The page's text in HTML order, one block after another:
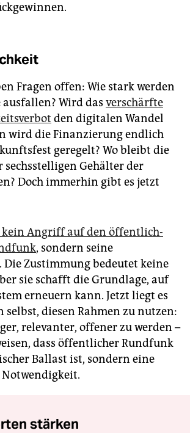
Fragen offen: Wie stark werden
Wird das verschärfte
den digitalen Wandel
wird die Finanzierung endlich
geregelt? Wo bleibt die
sechsstelligen Gehälter der
Doch immerhin gibt es jetzt
kein Angriff auf den öffentlich-
, sondern seine
Die Zustimmung bedeutet keine
sie schafft die Grundlage, auf
erneuern kann. Jetzt liegt es
selbst, diesen Rahmen zu nutzen:
relevanter, offener zu werden –
dass öffentlicher Rundfunk
Ballast ist, sondern eine
stärken